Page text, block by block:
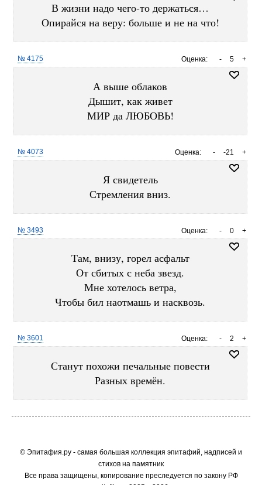
В жизни надо чего-то держаться…
Опирайся на веру: больше и не на что!
Оценка: +
5
-
№ 4175
А выше облаков
Дышит, как живет
МИР да ЛЮБОВЬ!
Оценка: +
-21
-
№ 4073
Я свидетель
Стремления вниз.
Оценка: +
0
-
№ 3493
Там, внизу, горел асфальт
От сбитых с неба звезд.
Мне хотелось ветра,
Чтобы бил наотмашь и насквозь.
Оценка: +
2
-
№ 3601
Станут похожи печальные повести
Разных времён.
© Эпитафия.ру - самая большая коллекция эпитафий, надписей и
стихов на памятник
Все права защищены, копирование преследуется по закону РФ